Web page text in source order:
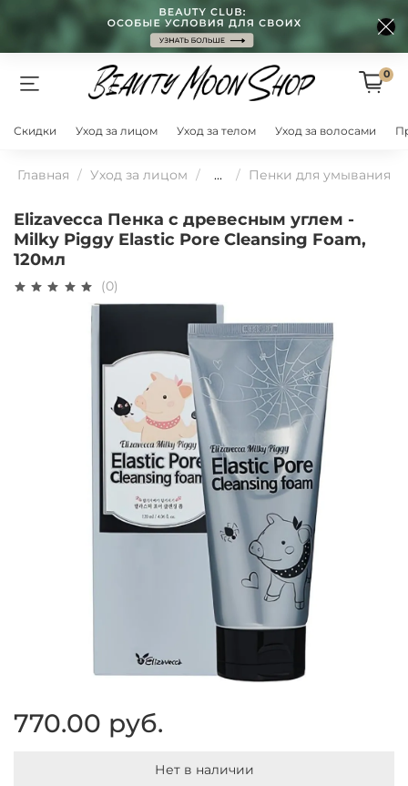
0
Скидки Уход за лицом Уход за телом Уход за волосами
Главная Уход за лицом ... Пенки для умывания
Elizavecca Пенка с древесным углем -
Milky Piggy Elastic Pore Cleansing Foam,
120мл
(0)
770.00 руб.
Нет в наличии